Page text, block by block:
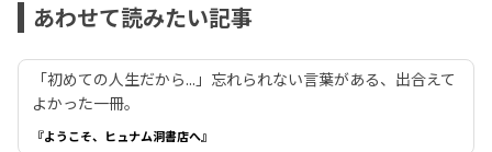
あわせて読みたい記事
「初めての人生だから...」忘れられない言葉がある、出合えて
よかった一冊。
『ようこそ、ヒュナム洞書店へ』